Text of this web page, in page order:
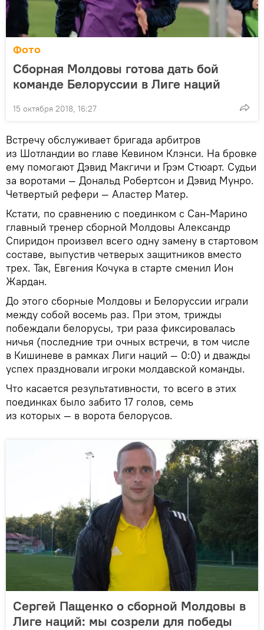
Фото
Сборная Молдовы готова дать бой
команде Белоруссии в Лиге наций
15 октября 2018, 16:27
Встречу обслуживает бригада арбитров
из Шотландии во главе Кевином Клэнси. На бровке
ему помогают Дэвид Макгичи и Грэм Стюарт. Судьи
за воротами — Дональд Робертсон и Дэвид Мунро.
Четвертый рефери — Аластер Матер.
Кстати, по сравнению с поединком с Сан-Марино
главный тренер сборной Молдовы Александр
Спиридон произвел всего одну замену в стартовом
составе, выпустив четверых защитников вместо
трех. Так, Евгения Кочука в старте сменил Ион
Жардан.
До этого сборные Молдовы и Белоруссии играли
между собой восемь раз. При этом, трижды
побеждали белорусы, три раза фиксировалась
ничья (последние три очных встречи, в том числе
в Кишиневе в рамках Лиги наций — 0:0) и дважды
успех праздновали игроки молдавской команды.
Что касается результативности, то всего в этих
поединках было забито 17 голов, семь
из которых — в ворота белорусов.
Сергей Пащенко о сборной Молдовы в
Лиге наций: мы созрели для победы